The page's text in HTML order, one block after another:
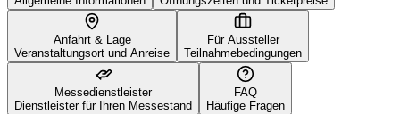
Anfahrt & Lage
Veranstaltungsort und Anreise
Für Aussteller
Teilnahmebedingungen
Messedienstleister
Dienstleister für Ihren Messestand
FAQ
Häufige Fragen